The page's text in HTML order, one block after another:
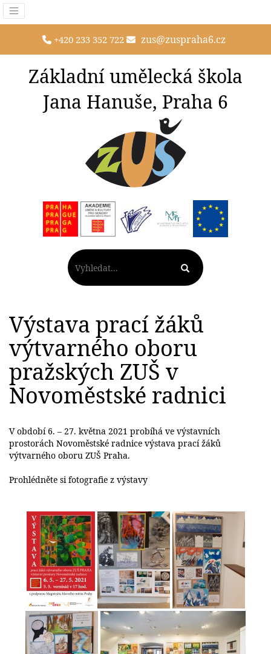
+420 233 352 722 zus@zuspraha6.cz
Základní umělecká škola
Jana Hanuše, Praha 6
Výstava prací žáků
výtvarného oboru
pražských ZUŠ v
Novoměstské radnici
V období 6. – 27. května 2021 probíhá ve výstavních
prostorách Novoměstské radnice výstava prací žáků
výtvarného oboru ZUŠ Praha.
Prohlédněte si fotografie z výstavy